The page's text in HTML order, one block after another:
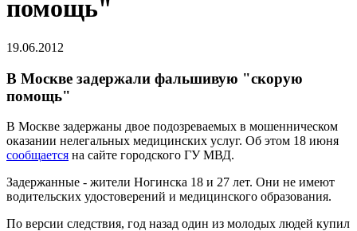
помощь"
19.06.2012
В Москве задержали фальшивую "скорую
помощь"
В Москве задержаны двое подозреваемых в мошенническом
оказании нелегальных медицинских услуг. Об этом 18 июня
сообщается на сайте городского ГУ МВД.
Задержанные - жители Ногинска 18 и 27 лет. Они не имеют
водительских удостоверений и медицинского образования.
По версии следствия, год назад один из молодых людей купил